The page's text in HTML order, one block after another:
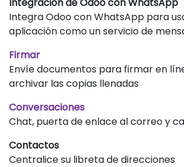
Integra Odoo con WhatsApp para
aplicación como un servicio de
Firmar
Envíe documentos para firmar en
archivar las copias llenadas
Conversaciones
Chat, puerta de enlace al correo y
Contactos
Centralice su libreta de direcciones